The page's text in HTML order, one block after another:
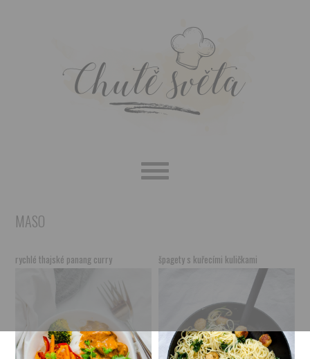
MASO
rychlé thajské panang curry špagety s kuřecími kuličkami